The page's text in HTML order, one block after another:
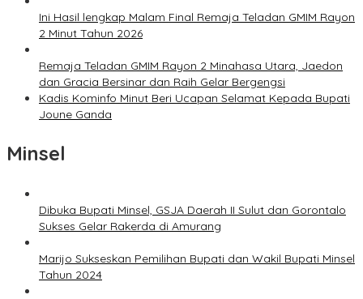
Ini Hasil lengkap Malam Final Remaja Teladan GMIM Rayon
2 Minut Tahun 2026
Remaja Teladan GMIM Rayon 2 Minahasa Utara, Jaedon
dan Gracia Bersinar dan Raih Gelar Bergengsi
Kadis Kominfo Minut Beri Ucapan Selamat Kepada Bupati
Joune Ganda
Minsel
Dibuka Bupati Minsel, GSJA Daerah II Sulut dan Gorontalo
Sukses Gelar Rakerda di Amurang
Marijo Sukseskan Pemilihan Bupati dan Wakil Bupati Minsel
Tahun 2024